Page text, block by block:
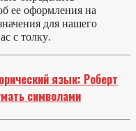
ее оформления на
для нашего
с толку.
язык: Роберт
символами